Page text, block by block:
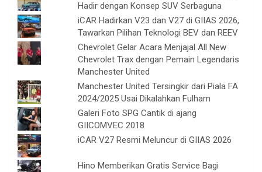
Hadir dengan Konsep SUV Serbaguna
iCAR Hadirkan V23 dan V27 di GIIAS 2026,
Tawarkan Pilihan Teknologi BEV dan REEV
Chevrolet Gelar Acara Menjajal All New
Chevrolet Trax dengan Pemain Legendaris
Manchester United
Manchester United Tersingkir dari Piala FA
2024/2025 Usai Dikalahkan Fulham
Galeri Foto SPG Cantik di ajang
GIICOMVEC 2018
iCAR V27 Resmi Meluncur di GIIAS 2026
Hino Memberikan Gratis Service Bagi